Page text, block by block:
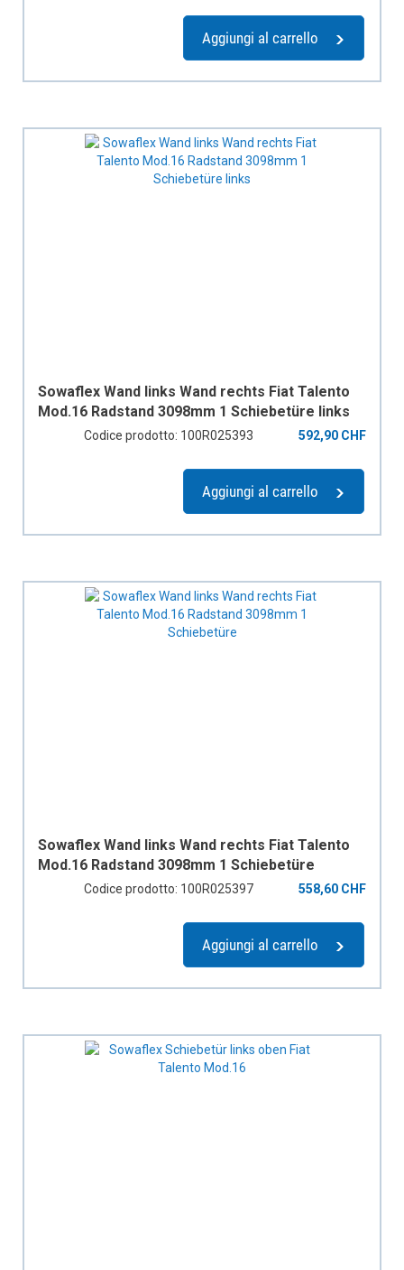
Aggiungi al carrello
Sowaflex Wand links Wand rechts Fiat Talento
Mod.16 Radstand 3098mm 1 Schiebetüre links
Codice prodotto: 100R025393 592,90 CHF
Aggiungi al carrello
Sowaflex Wand links Wand rechts Fiat Talento
Mod.16 Radstand 3098mm 1 Schiebetüre
Codice prodotto: 100R025397 558,60 CHF
Aggiungi al carrello